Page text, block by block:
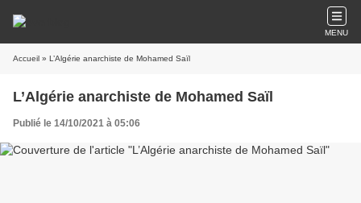
MENU
Accueil » L’Algérie anarchiste de Mohamed Saïl
L’Algérie anarchiste de Mohamed Saïl
Publié le 14/10/2021 à 05:06